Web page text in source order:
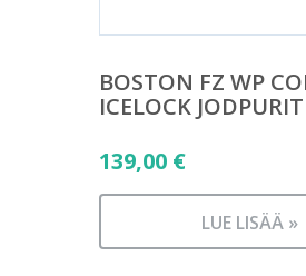
BOSTON FZ WP
ICELOCK JODPURIT
139,00 €
LUE LISÄÄ »